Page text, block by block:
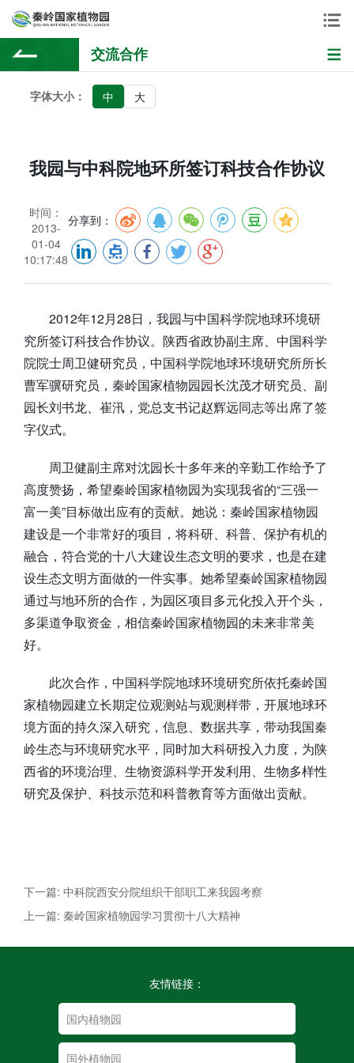
交流合作
字体大小： 中 大
我园与中科院地环所签订科技合作协议
时间：
2013-
01-04
10:17:48
分享到：
2012年12月28日，我园与中国科学院地球环境研
究所签订科技合作协议。陕西省政协副主席、中国科学
院院士周卫健研究员，中国科学院地球环境研究所所长
曹军骥研究员，秦岭国家植物园园长沈茂才研究员、副
园长刘书龙、崔汛，党总支书记赵辉远同志等出席了签
字仪式。
周卫健副主席对沈园长十多年来的辛勤工作给予了
高度赞扬，希望秦岭国家植物园为实现我省的“三强一
富一美”目标做出应有的贡献。她说：秦岭国家植物园
建设是一个非常好的项目，将科研、科普、保护有机的
融合，符合党的十八大建设生态文明的要求，也是在建
设生态文明方面做的一件实事。她希望秦岭国家植物园
通过与地环所的合作，为园区项目多元化投入开个头，
多渠道争取资金，相信秦岭国家植物园的未来非常美
好。
此次合作，中国科学院地球环境研究所依托秦岭国
家植物园建立长期定位观测站与观测样带，开展地球环
境方面的持久深入研究，信息、数据共享，带动我国秦
岭生态与环境研究水平，同时加大科研投入力度，为陕
西省的环境治理、生物资源科学开发利用、生物多样性
研究及保护、科技示范和科普教育等方面做出贡献。
下一篇: 中科院西安分院组织干部职工来我园考察
上一篇: 秦岭国家植物园学习贯彻十八大精神
友情链接：